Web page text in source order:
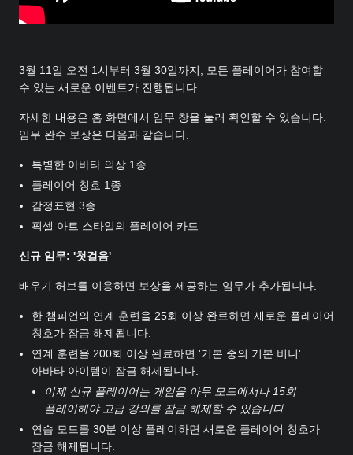
3월 11일 오전 1시부터 3월 30일까지, 모든 플레이어가 참여할
수 있는 새로운 이벤트가 진행됩니다.
자세한 내용은 홈 화면에서 임무 창을 눌러 확인할 수 있습니다.
임무 완수 보상은 다음과 같습니다.
특별한 아바타 의상 1종
플레이어 칭호 1종
감정표현 3종
픽셀 아트 스타일의 플레이어 카드
신규 임무: '첫걸음'
배우기 허브를 이용하면 보상을 제공하는 임무가 추가됩니다.
한 챔피언의 연계 훈련을 25회 이상 완료하면 새로운 플레이어
칭호가 잠금 해제됩니다.
연계 훈련을 200회 이상 완료하면 '기본 중의 기본 비니'
아바타 아이템이 잠금 해제됩니다.
이제 신규 플레이어는 게임을 아무 모드에서나 15회
플레이해야 고급 강의를 잠금 해제할 수 있습니다.
연습 모드를 30분 이상 플레이하면 새로운 플레이어 칭호가
잠금 해제됩니다.